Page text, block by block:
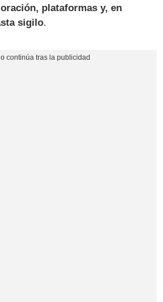
plataformas y, en
sigilo.